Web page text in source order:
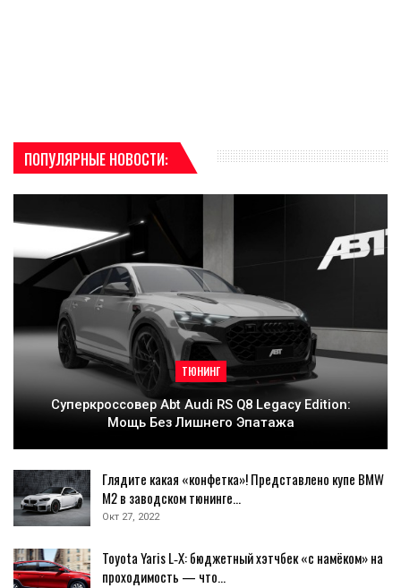
ПОПУЛЯРНЫЕ НОВОСТИ:
ТЮНИНГ
Суперкроссовер Abt Audi RS Q8 Legacy Edition:
Мощь Без Лишнего Эпатажа
Глядите какая «конфетка»! Представлено купе BMW
M2 в заводском тюнинге…
Окт 27, 2022
Toyota Yaris L‑X: бюджетный хэтчбек «с намёком» на
проходимость — что…